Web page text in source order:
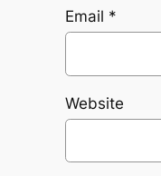
Email *
Website